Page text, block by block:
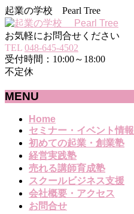
起業の学校 Pearl Tree
お気軽にお問合せください
TEL 048-645-4502
受付時間：10:00～18:00
不定休
MENU
Home
セミナー・イベント情報
初めての起業・創業塾
経営実践塾
売れる講師育成塾
スクールビジネス支援
会社概要・アクセス
お問合せ